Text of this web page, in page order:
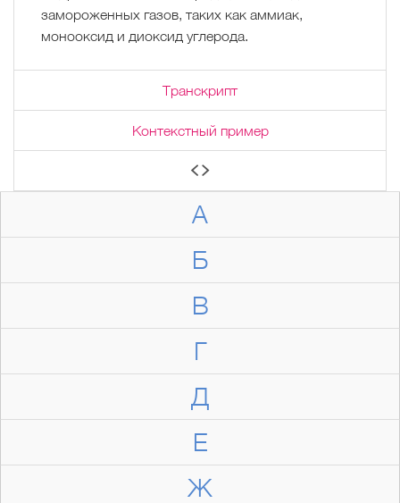
А
Б
В
Г
Д
Е
Ж
замороженных газов, таких как аммиак,
монооксид и диоксид углерода.
Транскрипт
Контекстный пример